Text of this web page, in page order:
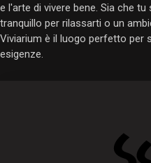
e l'arte di vivere bene. Sia che
tranquillo per rilassarti o un
Viviarium è il luogo perfetto per
esigenze.